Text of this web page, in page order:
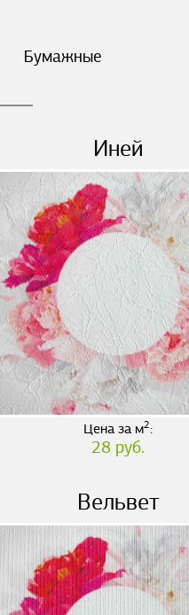
Бумажные
Иней
Цена за м2:
28 руб.
Вельвет